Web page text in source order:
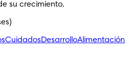
su crecimiento.
CuidadosDesarrolloAlimentación